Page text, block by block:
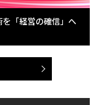
「経営の確信」へ